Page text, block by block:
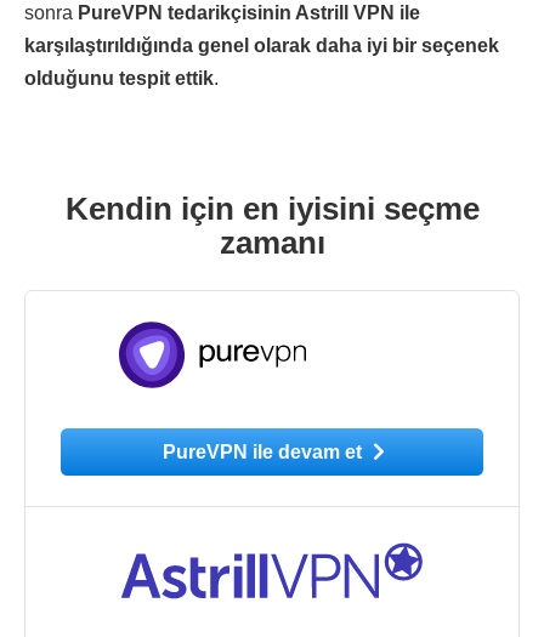
sonra PureVPN tedarikçisinin Astrill VPN ile
karşılaştırıldığında genel olarak daha iyi bir seçenek
olduğunu tespit ettik.
Kendin için en iyisini seçme
zamanı
PureVPN ile devam et